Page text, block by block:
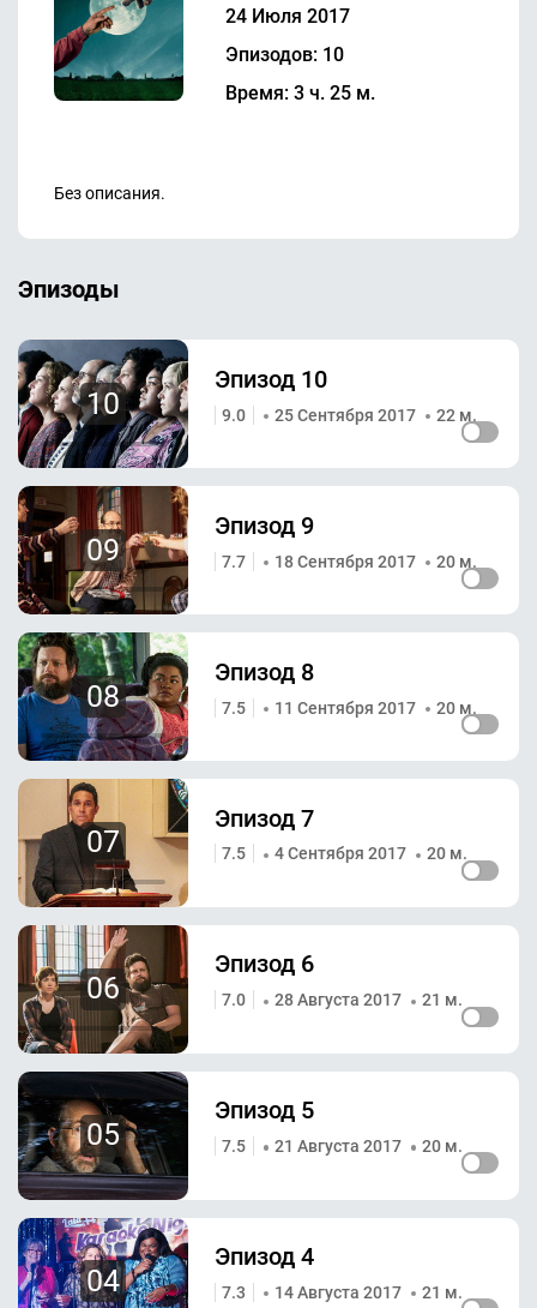
24 Июля 2017
Эпизодов: 10
Время: 3 ч. 25 м.
Без описания.
Эпизоды
10
Эпизод 10
9.0 25 Сентября 2017 22 м.
09
Эпизод 9
7.7 18 Сентября 2017 20 м.
08
Эпизод 8
7.5 11 Сентября 2017 20 м.
07
Эпизод 7
7.5 4 Сентября 2017 20 м.
06
Эпизод 6
7.0 28 Августа 2017 21 м.
05
Эпизод 5
7.5 21 Августа 2017 20 м.
04
Эпизод 4
7.3 14 Августа 2017 21 м.